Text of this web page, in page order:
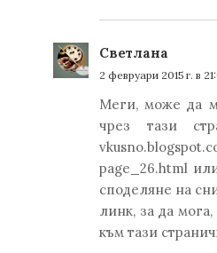
Светлана
2 февруари 2015 г. в
Меги, може да
чрез тази
page_26.html
споделяне на
линк, за да
към тази